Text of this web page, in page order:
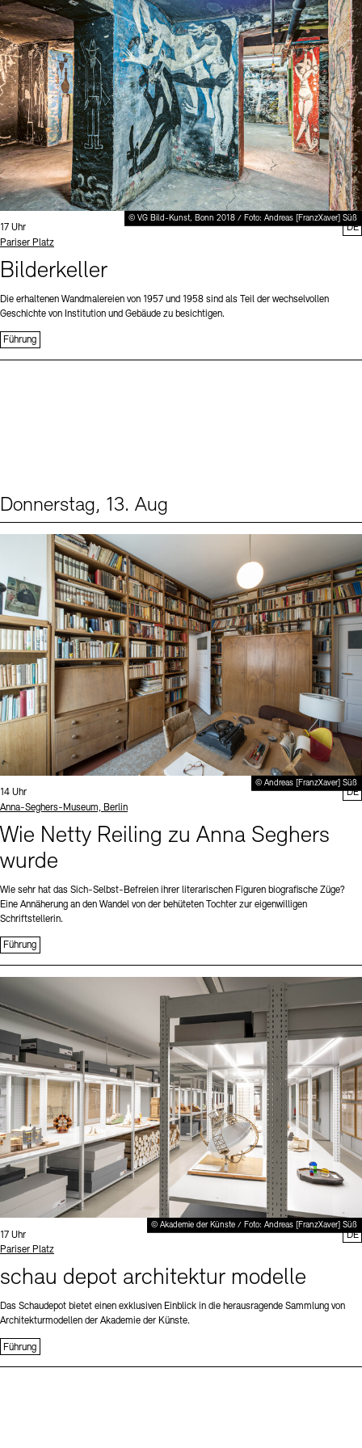
Stellenangebote Newsletter Presse
Nachhaltigkeit Kontakt
Digitale Sammlungen Exil-Archive
© VG Bild-Kunst, Bonn 2018 / Foto: Andreas [FranzXaver] Süß
Uhrzeit:
17 Uhr
Standort
Pariser Platz
Bilderkeller
Die erhaltenen Wandmalereien von 1957 und 1958 sind als Teil der wechselvollen
Geschichte von Institution und Gebäude zu besichtigen.
Führung
DE
Donnerstag, 13. Aug
© Andreas [FranzXaver] Süß
Uhrzeit:
14 Uhr
Standort
Anna-Seghers-Museum, Berlin
Wie Netty Reiling zu Anna Seghers
wurde
Wie sehr hat das Sich-Selbst-Befreien ihrer literarischen Figuren biografische Züge?
Eine Annäherung an den Wandel von der behüteten Tochter zur eigenwilligen
Schriftstellerin.
Führung
DE
© Akademie der Künste / Foto: Andreas [FranzXaver] Süß
Uhrzeit:
17 Uhr
Standort
Pariser Platz
schau depot architektur modelle
Das Schaudepot bietet einen exklusiven Einblick in die herausragende Sammlung von
Architekturmodellen der Akademie der Künste.
Führung
DE